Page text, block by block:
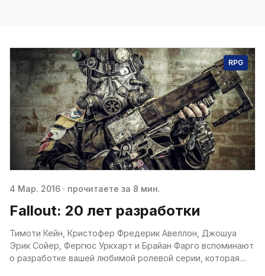
RPG
4 Мар. 2016 · прочитаете за 8 мин.
Fallout: 20 лет разработки
Тимоти Кейн, Кристофер Фредерик Авеллон, Джошуа
Эрик Сойер, Фергюс Уркхарт и Брайан Фарго вспоминают
о разработке вашей любимой ролевой серии, которая